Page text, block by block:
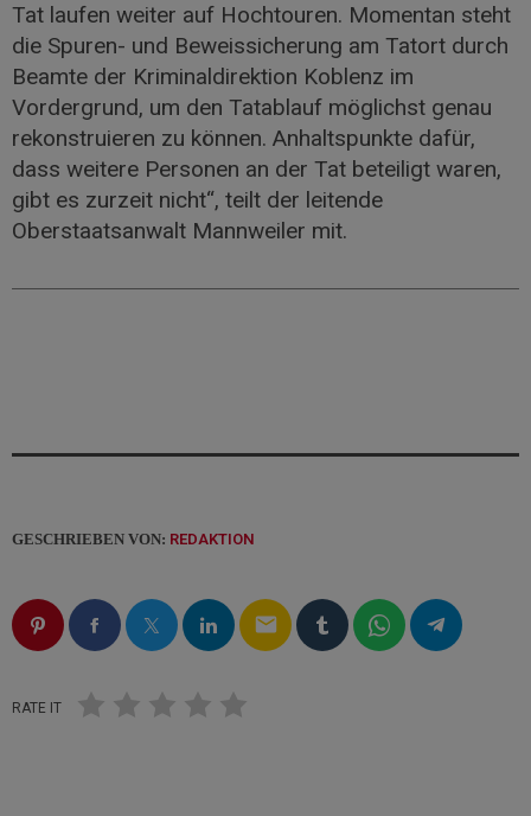
Tat laufen weiter auf Hochtouren. Momentan steht
die Spuren- und Beweissicherung am Tatort durch
Beamte der Kriminaldirektion Koblenz im
Vordergrund, um den Tatablauf möglichst genau
rekonstruieren zu können. Anhaltspunkte dafür,
dass weitere Personen an der Tat beteiligt waren,
gibt es zurzeit nicht“, teilt der leitende
Oberstaatsanwalt Mannweiler mit.
GESCHRIEBEN VON: REDAKTION
email
RATE IT